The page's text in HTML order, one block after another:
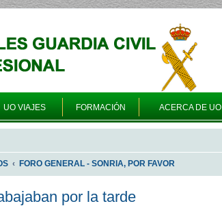
UO VIAJES FORMACIÓN ACERCA DE UO
FORO GENERAL - SONRIA, POR FAVOR
por la tarde